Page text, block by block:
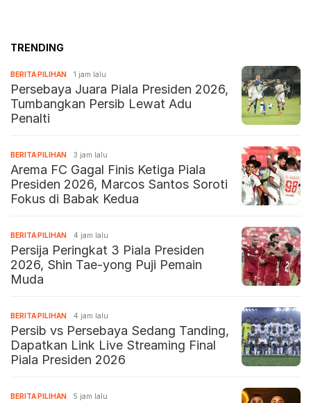
TRENDING
BERITA PILIHAN 1 jam lalu
Persebaya Juara Piala Presiden 2026,
Tumbangkan Persib Lewat Adu
Penalti
BERITA PILIHAN 3 jam lalu
Arema FC Gagal Finis Ketiga Piala
Presiden 2026, Marcos Santos Soroti
Fokus di Babak Kedua
BERITA PILIHAN 4 jam lalu
Persija Peringkat 3 Piala Presiden
2026, Shin Tae-yong Puji Pemain
Muda
BERITA PILIHAN 4 jam lalu
Persib vs Persebaya Sedang Tanding,
Dapatkan Link Live Streaming Final
Piala Presiden 2026
BERITA PILIHAN 5 jam lalu